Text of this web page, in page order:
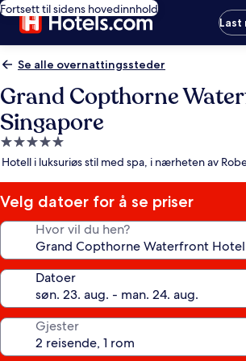
Fortsett til sidens hovedinnhold
Last
Se alle overnattingssteder
Grand Copthorne
Singapore
Overnattingssted
med
stjerner
Hotell i luksuriøs stil med spa, i nærheten av
Velg datoer for å se priser
Hvor vil du hen?
Datoer
Gjester